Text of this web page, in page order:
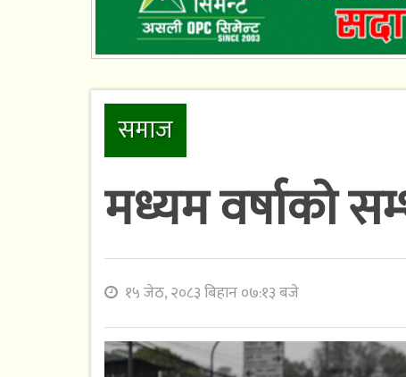
समाज
मध्यम वर्षाको
१५ जेठ, २०८३ बिहान ०७:१३ बजे